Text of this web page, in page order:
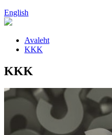
English
Avaleht
KKK
KKK